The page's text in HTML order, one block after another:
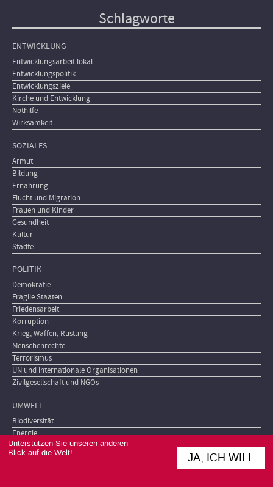
Unterstützen Sie unseren anderen
Blick auf die Welt!
JA, ICH WILL
Schlagworte
ENTWICKLUNG
Entwicklungsarbeit lokal
Entwicklungspolitik
Entwicklungsziele
Kirche und Entwicklung
Nothilfe
Wirksamkeit
SOZIALES
Armut
Bildung
Ernährung
Flucht und Migration
Frauen und Kinder
Gesundheit
Kultur
Städte
POLITIK
Demokratie
Fragile Staaten
Friedensarbeit
Korruption
Krieg, Waffen, Rüstung
Menschenrechte
Terrorismus
UN und internationale Organisationen
Zivilgesellschaft und NGOs
UMWELT
Biodiversität
Energie
Klimawandel
Landwirtschaft